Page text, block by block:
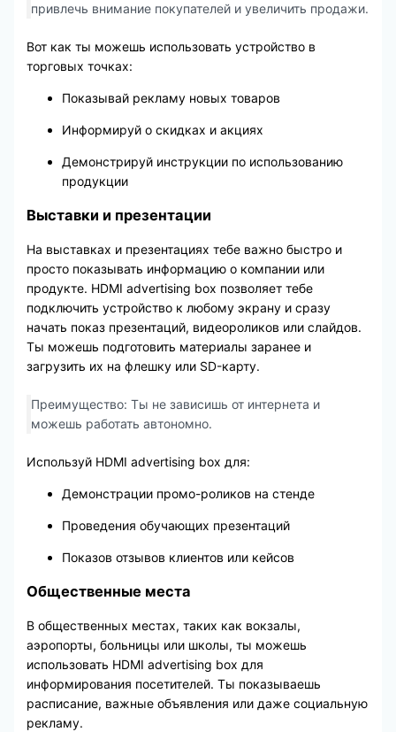
привлечь внимание покупателей и увеличить продажи.
Вот как ты можешь использовать устройство в
торговых точках:
Показывай рекламу новых товаров
Информируй о скидках и акциях
Демонстрируй инструкции по использованию
продукции
Выставки и презентации
На выставках и презентациях тебе важно быстро и
просто показывать информацию о компании или
продукте. HDMI advertising box позволяет тебе
подключить устройство к любому экрану и сразу
начать показ презентаций, видеороликов или слайдов.
Ты можешь подготовить материалы заранее и
загрузить их на флешку или SD-карту.
Преимущество: Ты не зависишь от интернета и
можешь работать автономно.
Используй HDMI advertising box для:
Демонстрации промо-роликов на стенде
Проведения обучающих презентаций
Показов отзывов клиентов или кейсов
Общественные места
В общественных местах, таких как вокзалы,
аэропорты, больницы или школы, ты можешь
использовать HDMI advertising box для
информирования посетителей. Ты показываешь
расписание, важные объявления или даже социальную
рекламу.